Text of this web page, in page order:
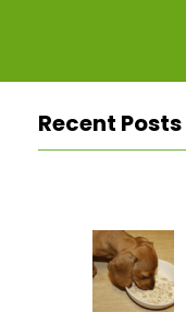
Recent Posts